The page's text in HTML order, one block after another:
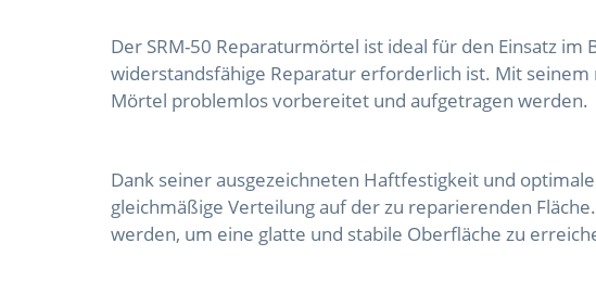
Der SRM-50 Reparaturmörtel ist ideal für den Einsatz
widerstandsfähige Reparatur erforderlich ist. Mit
Mörtel problemlos vorbereitet und aufgetragen werden.
Dank seiner ausgezeichneten Haftfestigkeit und
gleichmäßige Verteilung auf der zu reparierenden
werden, um eine glatte und stabile Oberfläche zu